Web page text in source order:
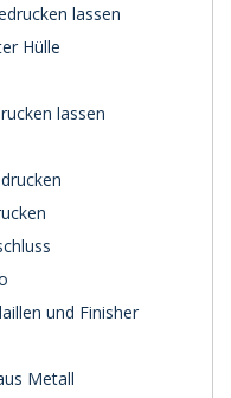
lassen
Hülle
lassen
und Finisher
Metall